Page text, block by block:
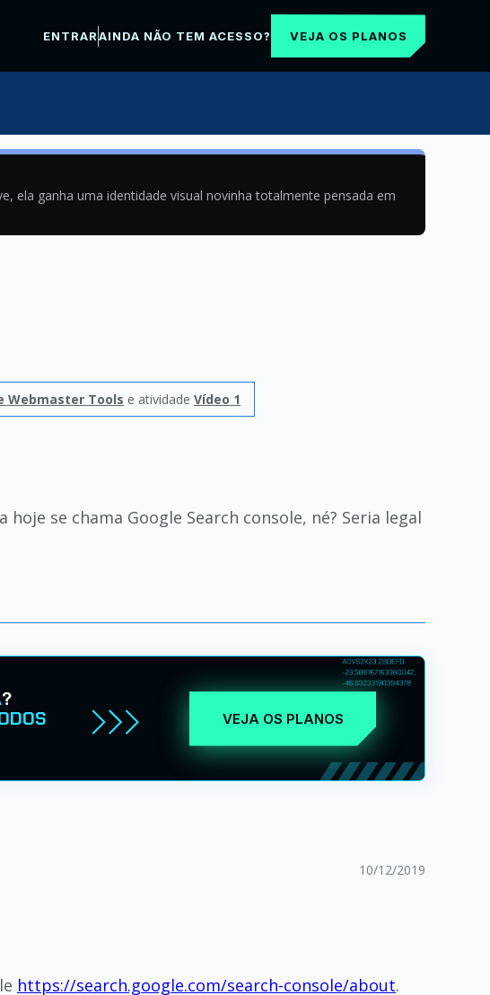
ENTRARAINDA NÃO TEM ACESSO? VEJA OS PLANOS
ela ganha uma identidade visual novinha totalmente pensada em
Webmaster Tools e atividade Vídeo 1
se chama Google Search console, né? Seria legal
?
VEJA OS PLANOS
10/12/2019
https://search.google.com/search-console/about.